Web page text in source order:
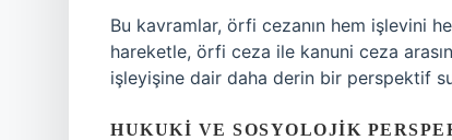
Bu kavramlar, örfi cezanın hem işlevini
hareketle, örfi ceza ile kanuni ceza
işleyişine dair daha derin bir perspektif
HUKUKI VE SOSYOLOJIK